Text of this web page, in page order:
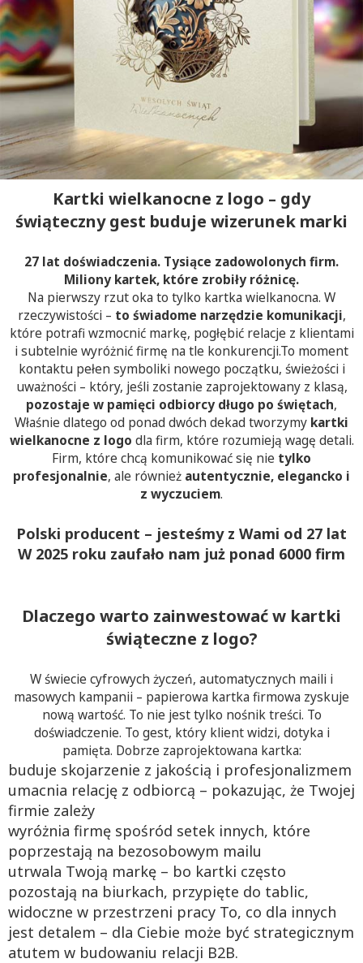
Kartki wielkanocne z logo – gdy
świąteczny gest buduje wizerunek marki
27 lat doświadczenia. Tysiące zadowolonych firm.
Miliony kartek, które zrobiły różnicę.
Na pierwszy rzut oka to tylko kartka wielkanocna. W
rzeczywistości – to świadome narzędzie komunikacji,
które potrafi wzmocnić markę, pogłębić relacje z klientami
i subtelnie wyróżnić firmę na tle konkurencji.To moment
kontaktu pełen symboliki nowego początku, świeżości i
uważności – który, jeśli zostanie zaprojektowany z klasą,
pozostaje w pamięci odbiorcy długo po świętach,
Właśnie dlatego od ponad dwóch dekad tworzymy kartki
wielkanocne z logo dla firm, które rozumieją wagę detali.
Firm, które chcą komunikować się nie tylko
profesjonalnie, ale również autentycznie, elegancko i
z wyczuciem.
Polski producent – jesteśmy z Wami od 27 lat
W 2025 roku zaufało nam już ponad 6000 firm
Dlaczego warto zainwestować w kartki
świąteczne z logo?
W świecie cyfrowych życzeń, automatycznych maili i
masowych kampanii – papierowa kartka firmowa zyskuje
nową wartość. To nie jest tylko nośnik treści. To
doświadczenie. To gest, który klient widzi, dotyka i
pamięta. Dobrze zaprojektowana kartka:
buduje skojarzenie z jakością i profesjonalizmem
umacnia relację z odbiorcą – pokazując, że Twojej
firmie zależy
wyróżnia firmę spośród setek innych, które
poprzestają na bezosobowym mailu
utrwala Twoją markę – bo kartki często
pozostają na biurkach, przypięte do tablic,
widoczne w przestrzeni pracy To, co dla innych
jest detalem – dla Ciebie może być strategicznym
atutem w budowaniu relacji B2B.